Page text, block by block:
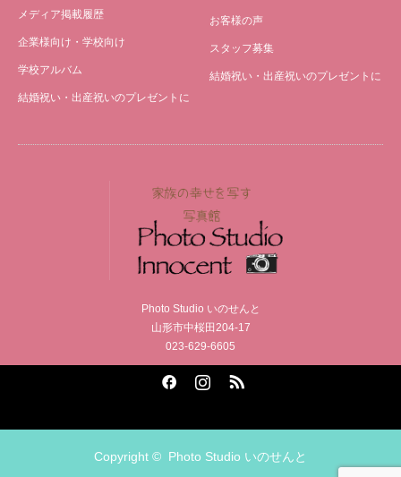
メディア掲載履歴
企業様向け・学校向け
学校アルバム
結婚祝い・出産祝いのプレゼントに
お客様の声
スタッフ募集
結婚祝い・出産祝いのプレゼントに
Photo Studio いのせんと
山形市中桜田204-17
023-629-6605
Copyright © Photo Studio いのせんと